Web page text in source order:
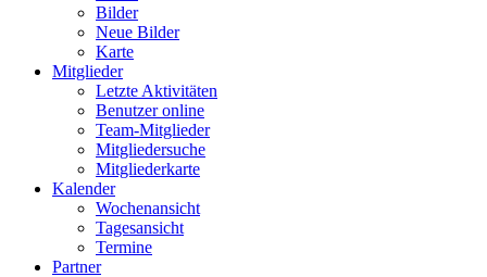
Bilder
Neue Bilder
Karte
Mitglieder
Letzte Aktivitäten
Benutzer online
Team-Mitglieder
Mitgliedersuche
Mitgliederkarte
Kalender
Wochenansicht
Tagesansicht
Termine
Partner